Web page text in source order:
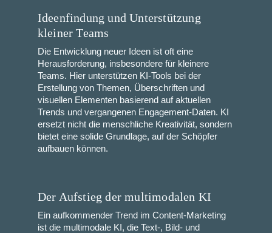
Ideenfindung und Unterstützung
kleiner Teams
Die Entwicklung neuer Ideen ist oft eine
Herausforderung, insbesondere für kleinere
Teams. Hier unterstützen KI-Tools bei der
Erstellung von Themen, Überschriften und
visuellen Elementen basierend auf aktuellen
Trends und vergangenen Engagement-Daten. KI
ersetzt nicht die menschliche Kreativität, sondern
bietet eine solide Grundlage, auf der Schöpfer
aufbauen können.
Der Aufstieg der multimodalen KI
Ein aufkommender Trend im Content-Marketing
ist die multimodale KI, die Text-, Bild- und